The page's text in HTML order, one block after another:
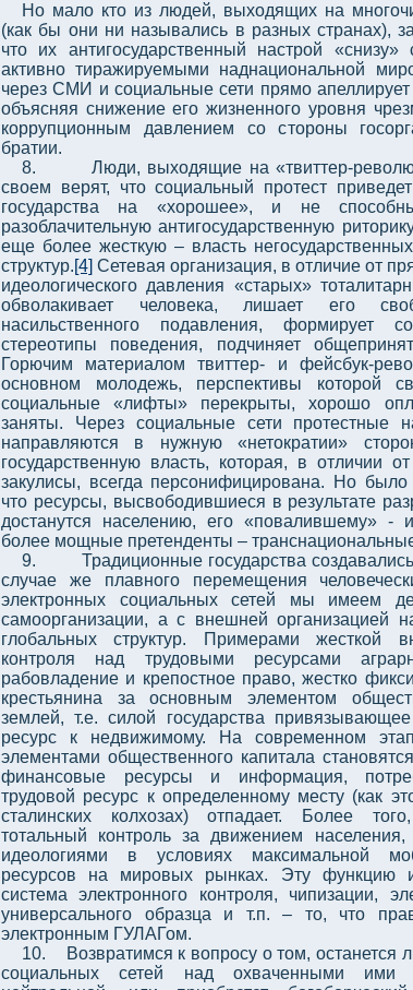
Но мало кто из людей, выходящих на
(как бы они ни назывались в разных странах),
что их антигосударственный настрой
активно тиражируемыми наднациональной
через СМИ и социальные сети прямо апеллирует
объясняя снижение его жизненного уровня
коррупционным давлением со стороны
братии.
8.
Люди, выходящие на «твиттер-
своем верят, что социальный протест
государства на «хорошее», и не
разоблачительную антигосударственную
еще более жесткую – власть
структур.[4] Сетевая организация, в отличие от
идеологического давления «старых»
обволакивает человека, лишает его
насильственного подавления, формирует
стереотипы поведения, подчиняет
Горючим материалом твиттер- и фейсбук-
основном молодежь, перспективы которой
социальные «лифты» перекрыты, хорошо
заняты. Через социальные сети протестные
направляются в нужную «нетократии»
государственную власть, которая, в отличии
закулисы, всегда персонифицирована. Но
что ресурсы, высвободившиеся в результате
достанутся населению, его «повалившему» -
более мощные претенденты –
9.
Традиционные государства
случае же плавного перемещения
электронных социальных сетей мы имеем
самоорганизации, а с внешней организацией
глобальных структур. Примерами жесткой
контроля над трудовыми ресурсами
рабовладение и крепостное право, жестко
крестьянина за основным элементом
землей, т.е. силой государства
ресурс к недвижимому. На современном
элементами общественного капитала
финансовые ресурсы и информация,
трудовой ресурс к определенному месту (как
сталинских колхозах) отпадает. Более
тотальный контроль за движением
идеологиями в условиях максимальной
ресурсов на мировых рынках. Эту функцию
система электронного контроля, чипизации,
универсального образца и т.п. – то, что
электронным ГУЛАГом.
10.
Возвратимся к вопросу о том, останется
социальных сетей над охваченными ими